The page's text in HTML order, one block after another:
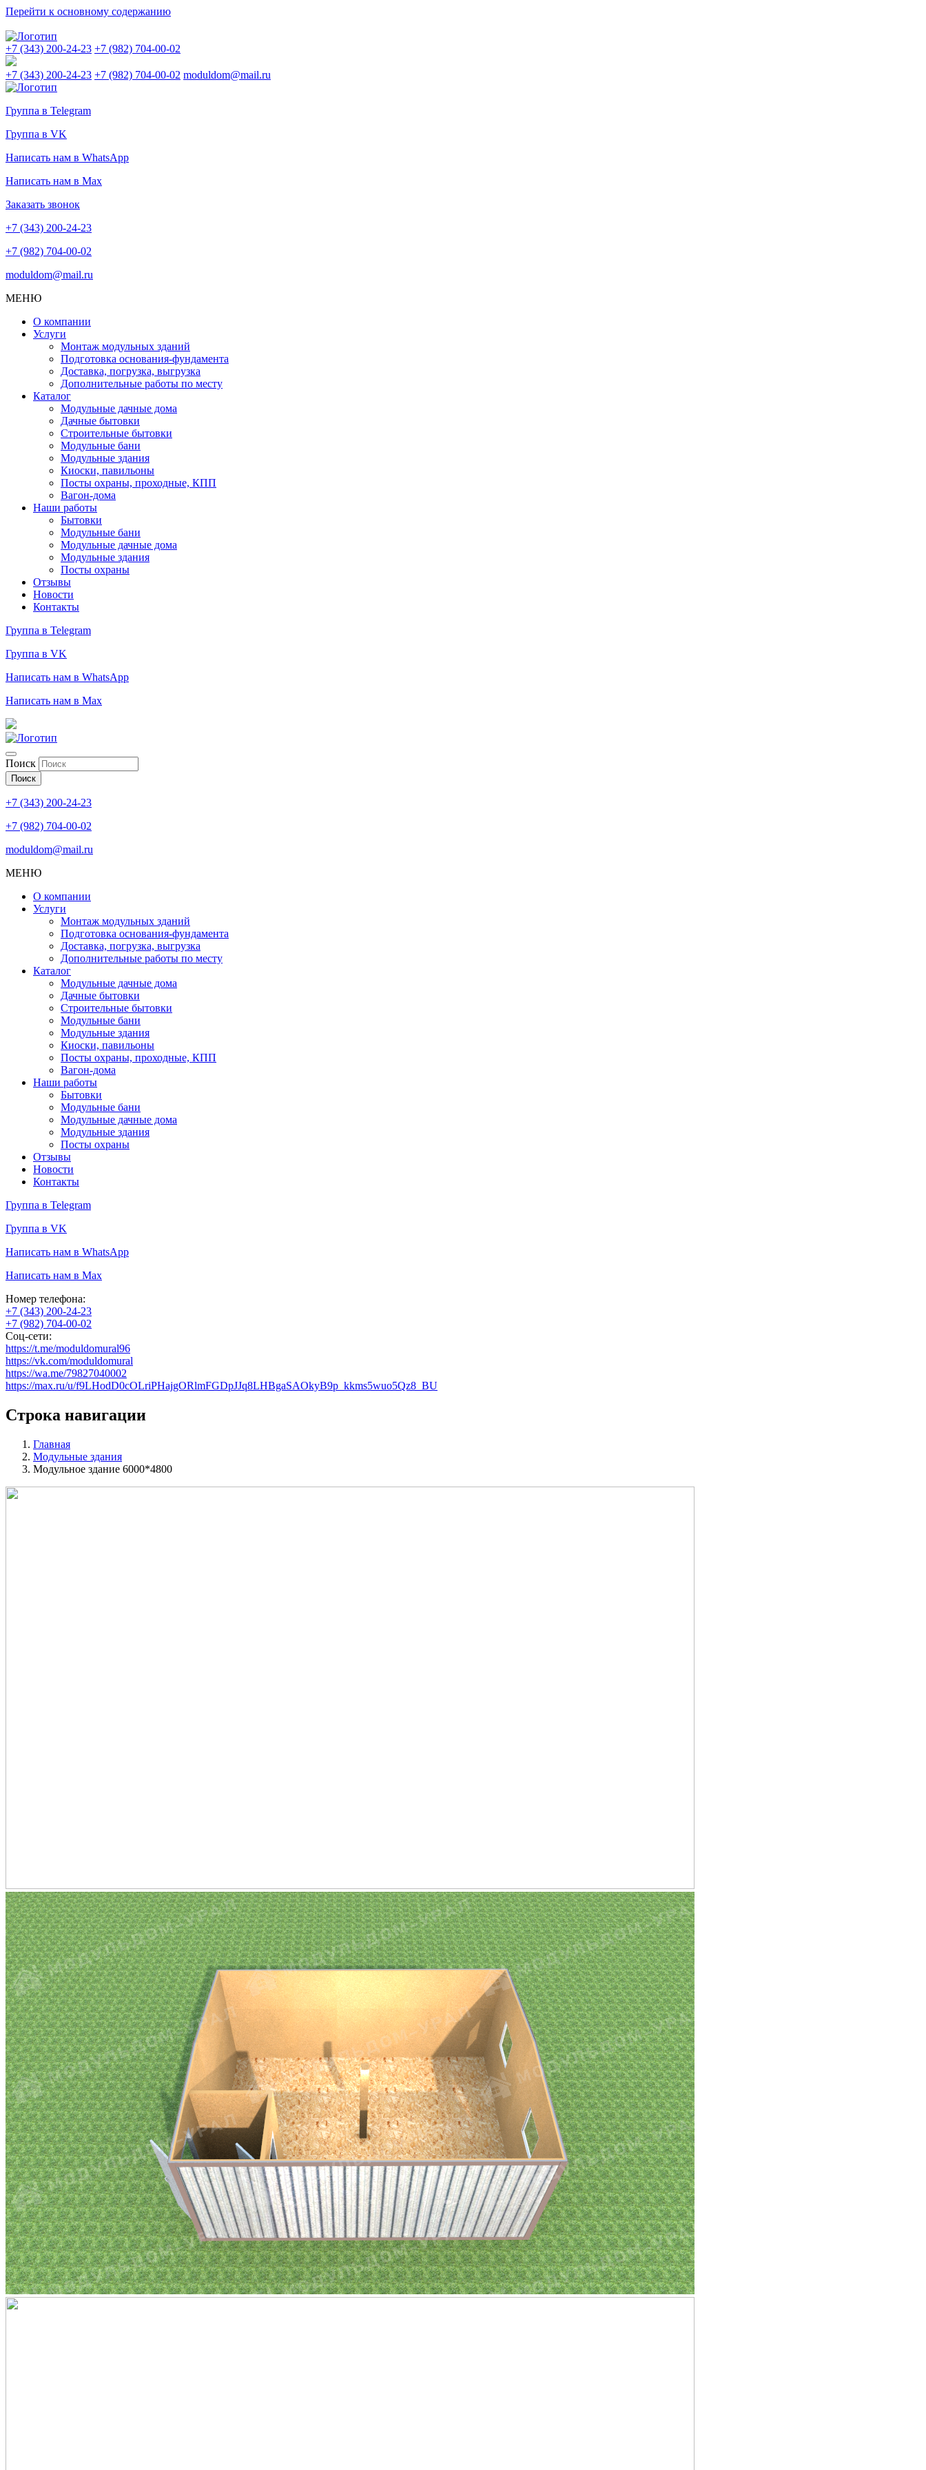
Перейти к основному содержанию
+7 (343) 200-24-23 +7 (982) 704-00-02
+7 (343) 200-24-23 +7 (982) 704-00-02 moduldom@mail.ru
Группа в Telegram
Группа в VK
Написать нам в WhatsApp
Написать нам в Max
Заказать звонок
+7 (343) 200-24-23
+7 (982) 704-00-02
moduldom@mail.ru
МЕНЮ
О компании
Услуги
Монтаж модульных зданий
Подготовка основания-фундамента
Доставка, погрузка, выгрузка
Дополнительные работы по месту
Каталог
Модульные дачные дома
Дачные бытовки
Строительные бытовки
Модульные бани
Модульные здания
Киоски, павильоны
Посты охраны, проходные, КПП
Вагон-дома
Наши работы
Бытовки
Модульные бани
Модульные дачные дома
Модульные здания
Посты охраны
Отзывы
Новости
Контакты
Группа в Telegram
Группа в VK
Написать нам в WhatsApp
Написать нам в Max
Поиск
Поиск
+7 (343) 200-24-23
+7 (982) 704-00-02
moduldom@mail.ru
МЕНЮ
О компании
Услуги
Монтаж модульных зданий
Подготовка основания-фундамента
Доставка, погрузка, выгрузка
Дополнительные работы по месту
Каталог
Модульные дачные дома
Дачные бытовки
Строительные бытовки
Модульные бани
Модульные здания
Киоски, павильоны
Посты охраны, проходные, КПП
Вагон-дома
Наши работы
Бытовки
Модульные бани
Модульные дачные дома
Модульные здания
Посты охраны
Отзывы
Новости
Контакты
Группа в Telegram
Группа в VK
Написать нам в WhatsApp
Написать нам в Max
Номер телефона:
+7 (343) 200-24-23
+7 (982) 704-00-02
Соц-сети:
https://t.me/moduldomural96
https://vk.com/moduldomural
https://wa.me/79827040002
https://max.ru/u/f9LHodD0cOLriPHajgORlmFGDpJJq8LHBgaSAOkyB9p_kkms5wuo5Qz8_BU
Строка навигации
Главная
Модульные здания
Модульное здание 6000*4800